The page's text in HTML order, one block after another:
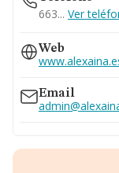
663... Ver
Web
Email